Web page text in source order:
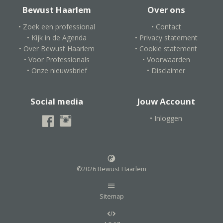
Bewust Haarlem
• Zoek een professional
• Kijk in de Agenda
• Over Bewust Haarlem
• Voor Professionals
• Onze nieuwsbrief
Over ons
• Contact
• Privacy statement
• Cookie statement
• Voorwaarden
• Disclaimer
Social media Jouw Account
• Inloggen
©2026 Bewust Haarlem
Sitemap